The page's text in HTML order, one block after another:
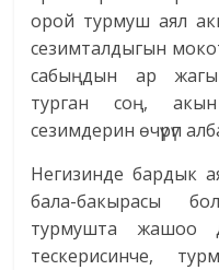
орой турмуш аял
сезимталдыгын
сабыңдын ар
турган соң,
сезимдерин өчүрүп
Негизинде бардык
бала-бакырасы
турмушта жашоо
тескерисинче,